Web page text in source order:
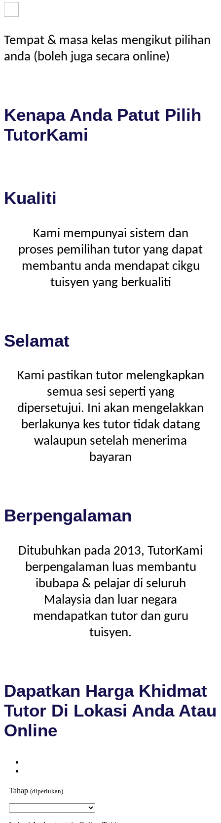
Tempat & masa kelas mengikut pilihan
anda (boleh juga secara online)
Kenapa Anda Patut Pilih
TutorKami
Kualiti
Kami mempunyai sistem dan
proses pemilihan tutor yang dapat
membantu anda mendapat cikgu
tuisyen yang berkualiti
Selamat
Kami pastikan tutor melengkapkan
semua sesi seperti yang
dipersetujui. Ini akan mengelakkan
berlakunya kes tutor tidak datang
walaupun setelah menerima
bayaran
Berpengalaman
Ditubuhkan pada 2013, TutorKami
berpengalaman luas membantu
ibubapa & pelajar di seluruh
Malaysia dan luar negara
mendapatkan tutor dan guru
tuisyen.
Dapatkan Harga Khidmat
Tutor Di Lokasi Anda Atau
Online
Tahap (diperlukan)